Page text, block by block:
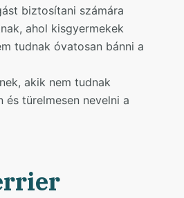
biztosítani számára
ahol kisgyermekek
tudnak óvatosan bánni a
akik nem tudnak
és türelmesen nevelni a